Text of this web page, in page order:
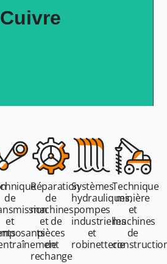
Cuivre
de
et
Réparation
de
machines
et de
pièces
de
rechange
Systèmes
hydrauliques,
pompes
industrielles
et
robinetterie
Technique
minière
et
machines
de